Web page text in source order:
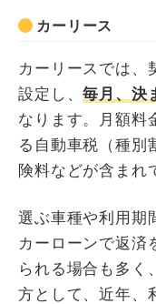
カーリース
カーリースでは、
設定し、毎月、決
なります。月額料
る自動車税（種別
険料などが含まれ
選ぶ車種や利用期
カーローンで返済
られる場合も多く
方として、近年、